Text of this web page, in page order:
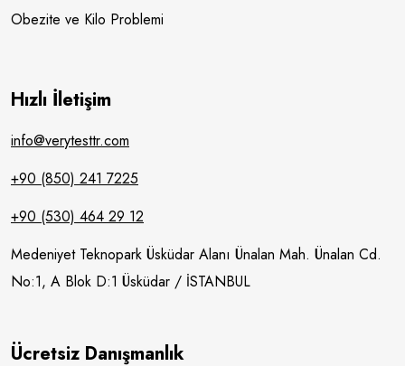
Obezite ve Kilo Problemi
Hızlı İletişim
info@verytesttr.com
+90 (850) 241 7225
+90 (530) 464 29 12
Medeniyet Teknopark Üsküdar Alanı Ünalan Mah. Ünalan Cd.
No:1, A Blok D:1 Üsküdar / İSTANBUL
Ücretsiz Danışmanlık